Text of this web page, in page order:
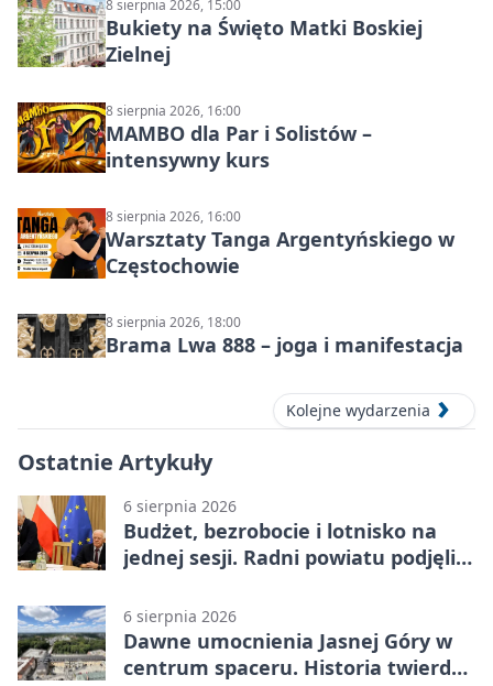
8 sierpnia 2026, 15:00
Bukiety na Święto Matki Boskiej
Zielnej
8 sierpnia 2026, 16:00
MAMBO dla Par i Solistów –
intensywny kurs
8 sierpnia 2026, 16:00
Warsztaty Tanga Argentyńskiego w
Częstochowie
8 sierpnia 2026, 18:00
Brama Lwa 888 – joga i manifestacja
Kolejne wydarzenia
Ostatnie Artykuły
6 sierpnia 2026
Budżet, bezrobocie i lotnisko na
jednej sesji. Radni powiatu podjęli
6 sierpnia 2026
Dawne umocnienia Jasnej Góry w
centrum spaceru. Historia twierdzy